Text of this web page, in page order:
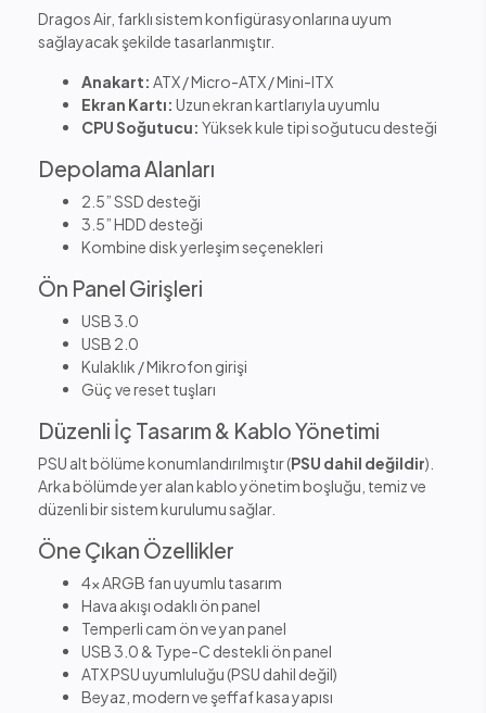
Dragos Air, farklı sistem konfigürasyonlarına uyum
sağlayacak şekilde tasarlanmıştır.
Anakart: ATX / Micro-ATX / Mini-ITX
Ekran Kartı: Uzun ekran kartlarıyla uyumlu
CPU Soğutucu: Yüksek kule tipi soğutucu desteği
Depolama Alanları
2.5” SSD desteği
3.5” HDD desteği
Kombine disk yerleşim seçenekleri
Ön Panel Girişleri
USB 3.0
USB 2.0
Kulaklık / Mikrofon girişi
Güç ve reset tuşları
Düzenli İç Tasarım & Kablo Yönetimi
PSU alt bölüme konumlandırılmıştır (PSU dahil değildir).
Arka bölümde yer alan kablo yönetim boşluğu, temiz ve
düzenli bir sistem kurulumu sağlar.
Öne Çıkan Özellikler
4x ARGB fan uyumlu tasarım
Hava akışı odaklı ön panel
Temperli cam ön ve yan panel
USB 3.0 & Type-C destekli ön panel
ATX PSU uyumluluğu (PSU dahil değil)
Beyaz, modern ve şeffaf kasa yapısı